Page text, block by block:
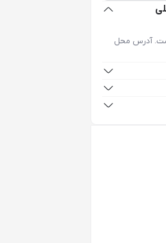
آدرس محل